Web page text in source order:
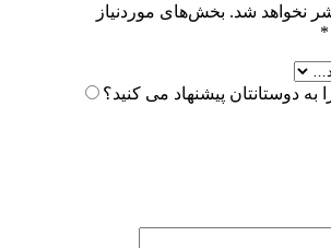
نخواهد شد. بخش‌های موردنیاز
*
به دوستانتان پیشنهاد می کنید؟